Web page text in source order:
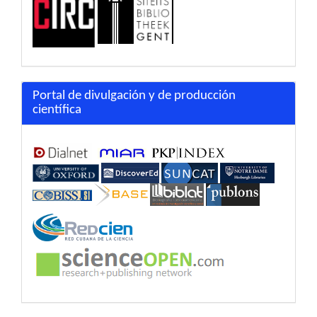
Portal de divulgación y de producción
científica